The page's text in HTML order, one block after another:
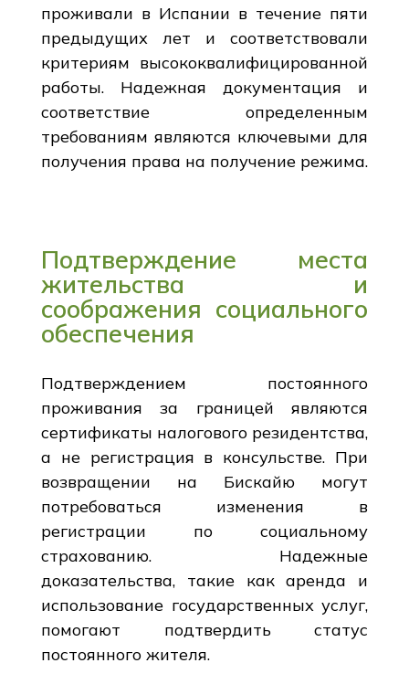
проживали в Испании в течение пяти
предыдущих лет и соответствовали
критериям высококвалифицированной
работы. Надежная документация и
соответствие определенным
требованиям являются ключевыми для
получения права на получение режима.
Подтверждение места
жительства и
соображения социального
обеспечения
Подтверждением постоянного
проживания за границей являются
сертификаты налогового резидентства,
а не регистрация в консульстве. При
возвращении на Бискайю могут
потребоваться изменения в
регистрации по социальному
страхованию. Надежные
доказательства, такие как аренда и
использование государственных услуг,
помогают подтвердить статус
постоянного жителя.